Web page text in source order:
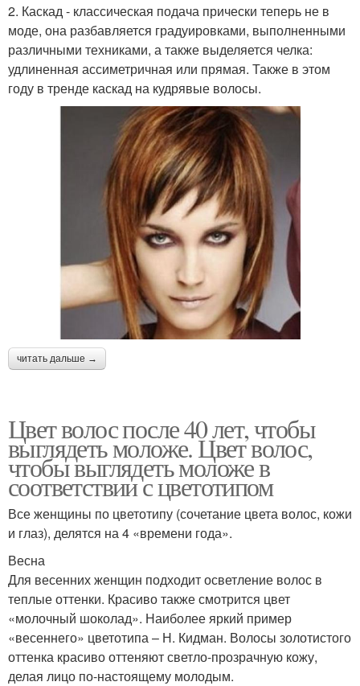
2. Каскад - классическая подача прически теперь не в
моде, она разбавляется градуировками, выполненными
различными техниками, а также выделяется челка:
удлиненная ассиметричная или прямая. Также в этом
году в тренде каскад на кудрявые волосы.
читать дальше →
Цвет волос после 40 лет, чтобы
выглядеть моложе. Цвет волос,
чтобы выглядеть моложе в
соответствии с цветотипом
Все женщины по цветотипу (сочетание цвета волос, кожи
и глаз), делятся на 4 «времени года».
Весна
Для весенних женщин подходит осветление волос в
теплые оттенки. Красиво также смотрится цвет
«молочный шоколад». Наиболее яркий пример
«весеннего» цветотипа – Н. Кидман. Волосы золотистого
оттенка красиво оттеняют светло-прозрачную кожу,
делая лицо по-настоящему молодым.